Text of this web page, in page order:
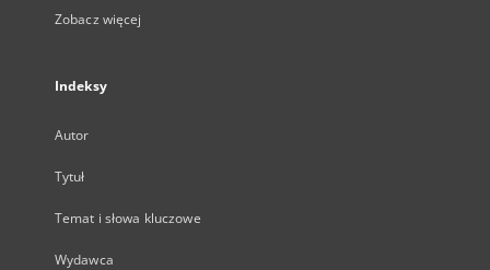
Zobacz więcej
Indeksy
Autor
Tytuł
Temat i słowa kluczowe
Wydawca